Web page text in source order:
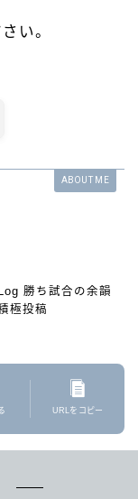
い。
ABOUT ME
Log 勝ち試合の余韻
極投稿
URLをコピー